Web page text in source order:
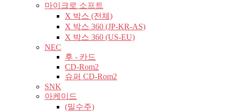
마이크로 소프트
X 박스 (전체)
X 박스 360 (JP-KR-AS)
X 박스 360 (US-EU)
NEC
후 - 카드
CD-Rom2
슈퍼 CD-Rom2
SNK
아케이드
(밀수주)